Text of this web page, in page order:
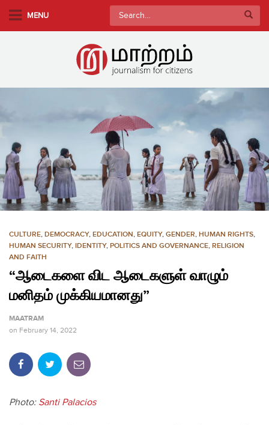
i
o
n
t
MENU
Search
for:
CULTURE, DEMOCRACY, EDUCATION, EQUITY, GENDER, HUMAN RIGHTS,
HUMAN SECURITY, IDENTITY, POLITICS AND GOVERNANCE, RELIGION
AND FAITH
“ஆடைகளை விட ஆடைகளுள் வாழும்
மனிதம் முக்கியமானது”
MAATRAM
on February 14, 2022
Photo: Santi Palacios